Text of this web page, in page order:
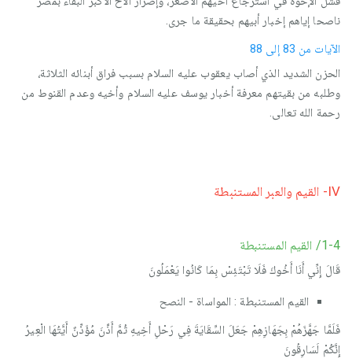
ناصحا إياهم إخبار أبيهم بحقيقة ما جرى.
‏الآيات من 83 إلى 88
الحزن الشديد الذي أصاب يعقوب عليه السلام بسبب فراق أبنائه الثلاثة،
وطلبه من بقيتهم معرفة أخبار يوسف عليه السلام وأخيه وعدم القنوط من
رحمة الله تعالى.
IV- القيم والعبر المستنبطة
1-4/ القيم المستنبطة
قَالَ إِنِّي أَنَا أَخُوكَ فَلَا تَبْتَئِسْ بِمَا كَانُوا يَعْمَلُونَ
القيم المستنبطة : المواساة - النصح
فَلَمَّا جَهَّزَهُمْ بِجَهَازِهِمْ جَعَلَ السِّقَايَةَ فِي رَحْلِ أَخِيهِ ثُمَّ أَذَّنَ مُؤَذِّنٌ أَيَّتُهَا الْعِيرُ
إِنَّكُمْ لَسَارِقُونَ